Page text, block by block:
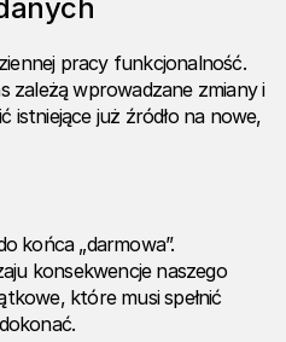
pracy funkcjonalność.
zależą wprowadzane zmiany i
istniejące już źródło na nowe,
końca „darmowa”.
konsekwencje naszego
które musi spełnić